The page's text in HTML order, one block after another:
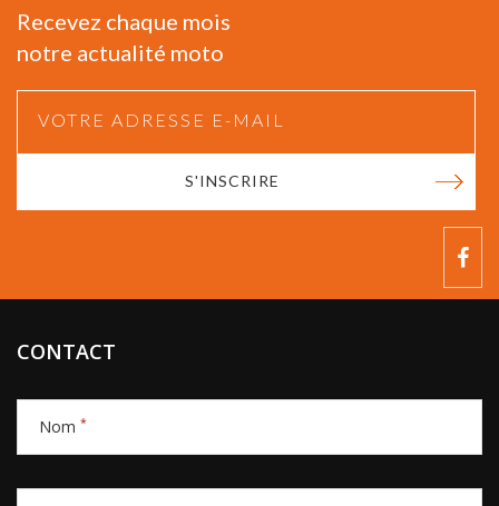
Recevez chaque mois
notre actualité moto
S'INSCRIRE
CONTACT
Nom *